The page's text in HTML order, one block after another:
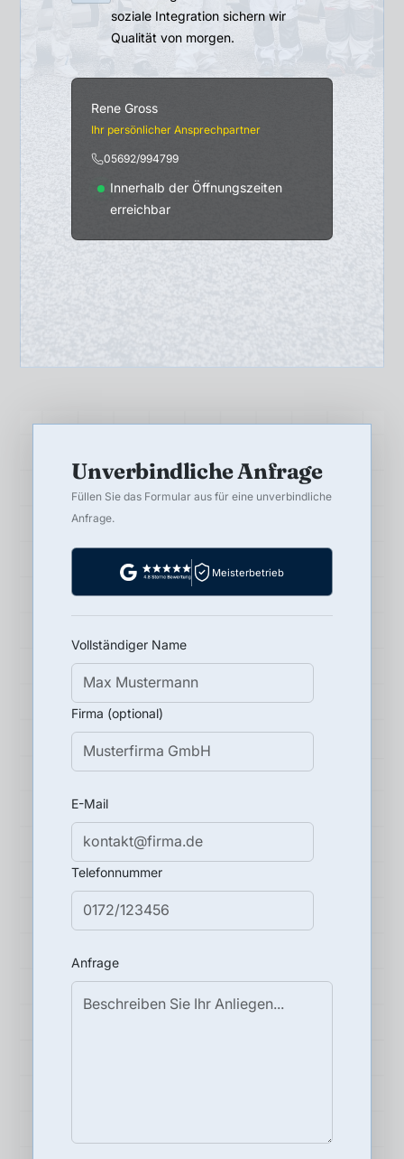
soziale Integration sichern wir
Qualität von morgen.
Rene Gross
Ihr persönlicher Ansprechpartner
05692/994799
Innerhalb der Öffnungszeiten
erreichbar
Unverbindliche Anfrage
Füllen Sie das Formular aus für eine unverbindliche
Anfrage.
Meisterbetrieb
Vollständiger Name
Firma (optional)
E-Mail
Telefonnummer
Anfrage